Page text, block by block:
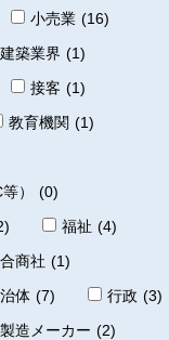
小売業 (16)
建築業界 (1)
接客 (1)
教育機関 (1)
）
(0)
福祉 (4)
商社 (1)
体 (7) 行政 (3)
製造メーカー (2)